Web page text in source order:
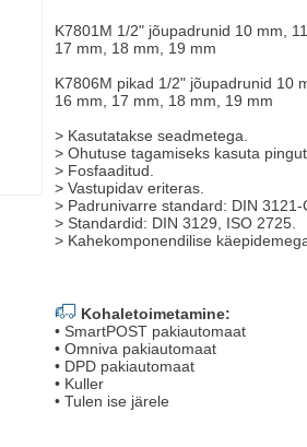
K7801M 1/2" jõupadrunid 10 mm,
17 mm, 18 mm, 19 mm
K7806M pikad 1/2" jõupadrunid 10
16 mm, 17 mm, 18 mm, 19 mm
> Kasutatakse seadmetega.
> Ohutuse tagamiseks kasuta
> Fosfaaditud.
> Vastupidav eriteras.
> Padrunivarre standard: DIN 3121-
> Standardid: DIN 3129, ISO 2725.
> Kahekomponendilise
Kohaletoimetamine:
• SmartPOST pakiautomaat
• Omniva pakiautomaat
• DPD pakiautomaat
• Kuller
• Tulen ise järele